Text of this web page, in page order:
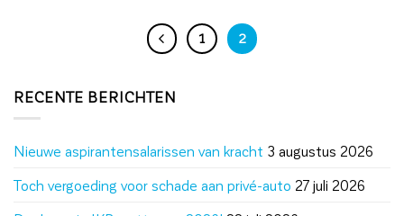
1 2
RECENTE BERICHTEN
Nieuwe aspirantensalarissen van kracht 3 augustus 2026
Toch vergoeding voor schade aan privé-auto 27 juli 2026